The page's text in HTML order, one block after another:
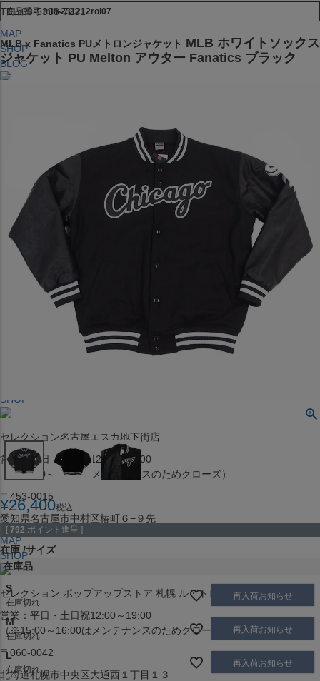
TEL:03-5338-7231
MAP
SHOP
BLOG
大阪府大阪市中央区西心斎橋1丁目6番14号
TEL:06-4708-3300
MAP
SHOP
BLOG
JR水道橋駅西口店
営業：土・日・祝日のみ 12:00-18:00
SHOP
セレクション名古屋エスカ地下街店
営業：平日・土日祝12:00～19:00
（※15:00～16:00はメンテナンスのためクローズ）
〒453-0015
愛知県名古屋市中村区椿町６−９先
MAP
SHOP
セレクション ポップアップストア 札幌 ル・トロワ店
営業：平日・土日祝12:00～19:00
（※15:00～16:00はメンテナンスのためクローズ）
〒060-0042
北海道札幌市中央区大通西１丁目１３
商品番号 mlb-231212rol07
MLB x Fanatics PUメトロンジャケット MLB ホワイトソックス
ジャケット PU Melton アウター Fanatics ブラック
¥26,400税込
[ 792 ポイント進呈 ]
在庫 サイズ
在庫品
S
在庫切れ
再入荷お知らせ
M
在庫切れ
再入荷お知らせ
L
在庫切れ
再入荷お知らせ